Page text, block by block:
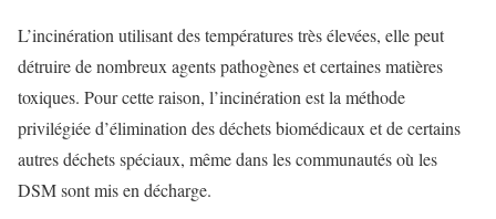
L’incinération utilisant des températures très élevées, elle peut
détruire de nombreux agents pathogènes et certaines matières
toxiques. Pour cette raison, l’incinération est la méthode
privilégiée d’élimination des déchets biomédicaux et de certains
autres déchets spéciaux, même dans les communautés où les
DSM sont mis en décharge.